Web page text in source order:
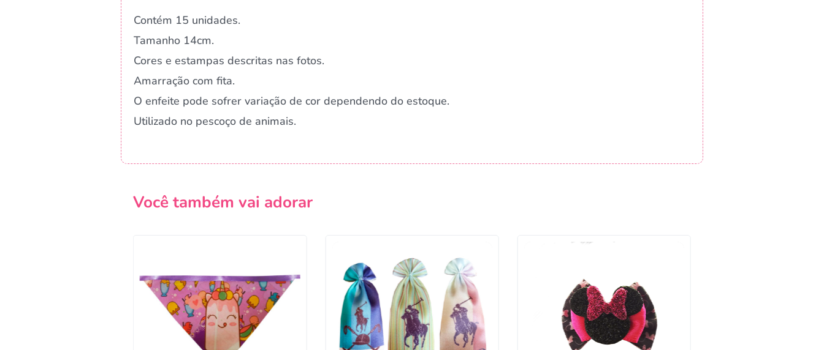
Contém 15 unidades.
Tamanho 14cm.
Cores e estampas descritas nas fotos.
Amarração com fita.
O enfeite pode sofrer variação de cor dependendo do estoque.
Utilizado no pescoço de animais.
Você também vai adorarCampanha lançada com sucesso!